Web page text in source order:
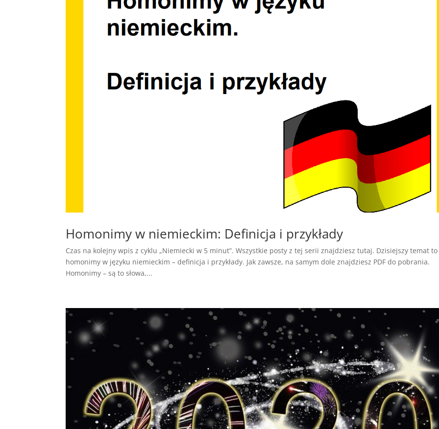
Homonimy w niemieckim: Definicja i przykłady
Czas na kolejny wpis z cyklu „Niemiecki w 5 minut”. Wszystkie posty z tej serii znajdziesz tutaj. Dzisiejszy temat to
homonimy w języku niemieckim – definicja i przykłady. Jak zawsze, na samym dole znajdziesz PDF do pobrania.
Homonimy – są to słowa,...